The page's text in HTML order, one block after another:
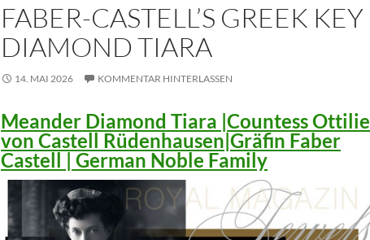
FABER-CASTELL’S GREEK KEY
DIAMOND TIARA
14. MAI 2026 KOMMENTAR HINTERLASSEN
Meander Diamond Tiara |Countess Ottilie
von Castell Rüdenhausen|Gräfin Faber
Castell | German Noble Family